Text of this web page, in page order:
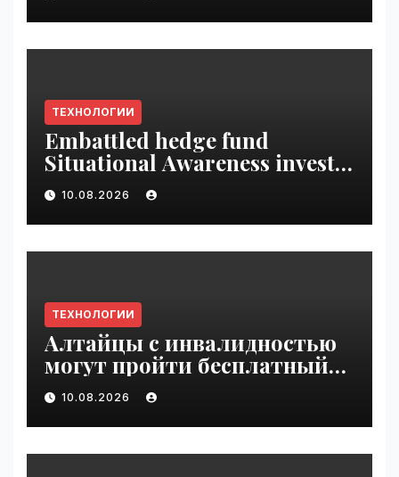
ТЕХНОЛОГИИ
Embattled hedge fund
Situational Awareness invests
$400M in chip startup Source
Foundry | VseTime.ru
10.08.2026
ТЕХНОЛОГИИ
Алтайцы с инвалидностью
могут пройти бесплатный
обучающий курс по ИИ |
VseTime.ru
10.08.2026